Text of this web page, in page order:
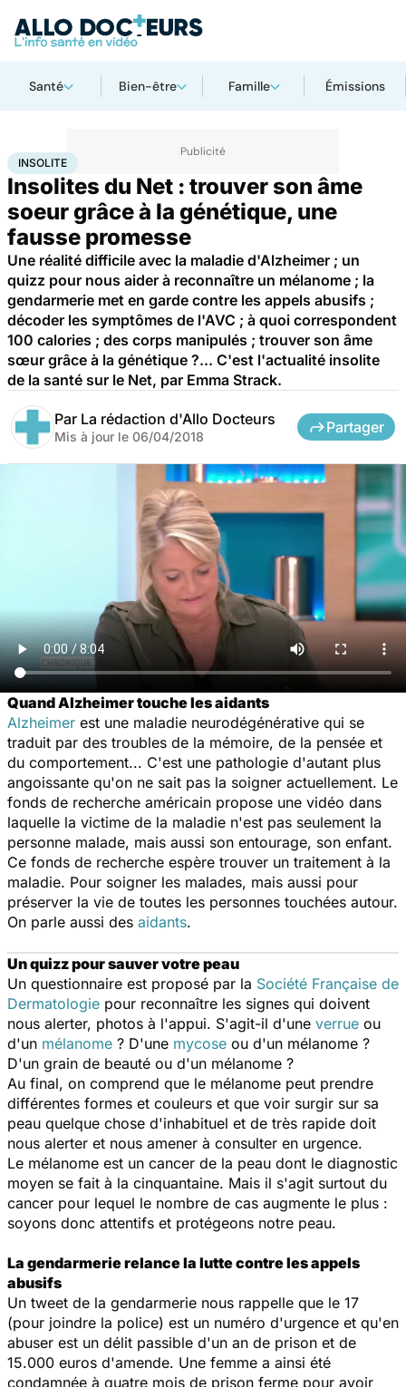
Santé Bien-être Famille Émissions
AccueilSanté
INSOLITE
Insolites du Net : trouver son âme
soeur grâce à la génétique, une
fausse promesse
Une réalité difficile avec la maladie d'Alzheimer ; un
quizz pour nous aider à reconnaître un mélanome ; la
gendarmerie met en garde contre les appels abusifs ;
décoder les symptômes de l'AVC ; à quoi correspondent
100 calories ; des corps manipulés ; trouver son âme
sœur grâce à la génétique ?... C'est l'actualité insolite
de la santé sur le Net, par Emma Strack.
Par La rédaction d'Allo Docteurs
Mis à jour le 06/04/2018
Partager
Quand Alzheimer touche les aidants
Alzheimer est une maladie neurodégénérative qui se
traduit par des troubles de la mémoire, de la pensée et
du comportement... C'est une pathologie d'autant plus
angoissante qu'on ne sait pas la soigner actuellement. Le
fonds de recherche américain propose une vidéo dans
laquelle la victime de la maladie n'est pas seulement la
personne malade, mais aussi son entourage, son enfant.
Ce fonds de recherche espère trouver un traitement à la
maladie. Pour soigner les malades, mais aussi pour
préserver la vie de toutes les personnes touchées autour.
On parle aussi des aidants.
Un quizz pour sauver votre peau
Un questionnaire est proposé par la Société Française de
Dermatologie pour reconnaître les signes qui doivent
nous alerter, photos à l'appui. S'agit-il d'une verrue ou
d'un mélanome ? D'une mycose ou d'un mélanome ?
D'un grain de beauté ou d'un mélanome ?
Au final, on comprend que le mélanome peut prendre
différentes formes et couleurs et que voir surgir sur sa
peau quelque chose d'inhabituel et de très rapide doit
nous alerter et nous amener à consulter en urgence.
Le mélanome est un cancer de la peau dont le diagnostic
moyen se fait à la cinquantaine. Mais il s'agit surtout du
cancer pour lequel le nombre de cas augmente le plus :
soyons donc attentifs et protégeons notre peau.
La gendarmerie relance la lutte contre les appels
abusifs
Un tweet de la gendarmerie nous rappelle que le 17
(pour joindre la police) est un numéro d'urgence et qu'en
abuser est un délit passible d'un an de prison et de
15.000 euros d'amende. Une femme a ainsi été
condamnée à quatre mois de prison ferme pour avoir